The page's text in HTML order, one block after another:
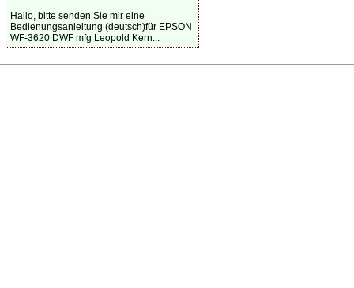
Hallo, bitte senden Sie mir eine
Bedienungsanleitung (deutsch)für EPSON
WF-3620 DWF mfg Leopold Kern...